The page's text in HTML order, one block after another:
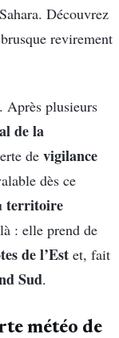
Découvrez
revirement
Après plusieurs
de la
de vigilance
dès ce
territoire
: elle prend de
de l’Est et, fait
Sud.
météo de